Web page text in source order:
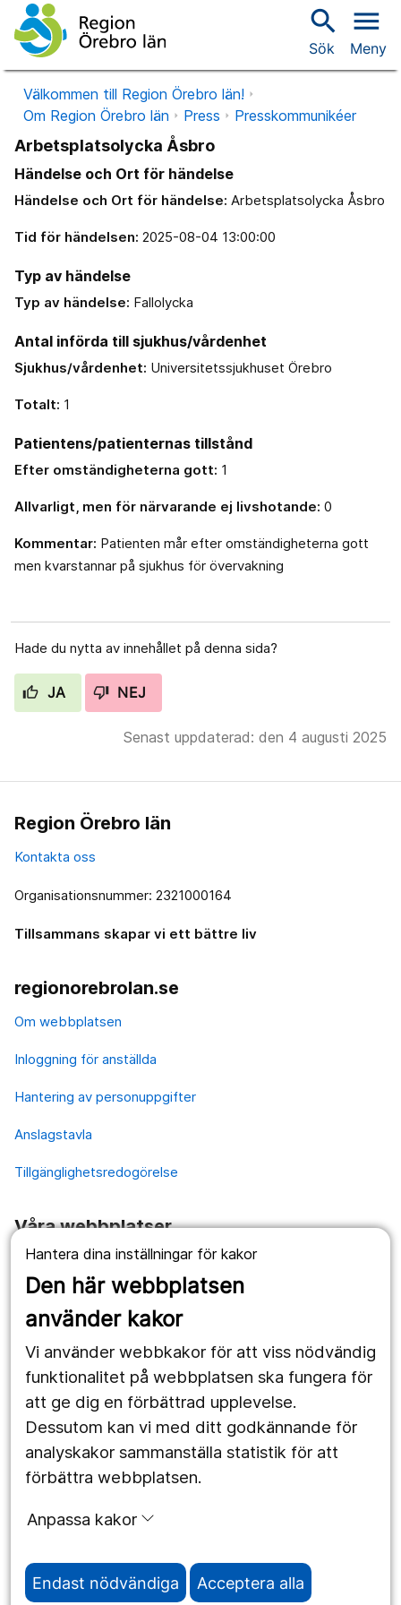
Hantera dina inställningar för kakor
Den här webbplatsen
använder kakor
Vi använder webbkakor för att viss nödvändig
funktionalitet på webbplatsen ska fungera för
att ge dig en förbättrad upplevelse.
Dessutom kan vi med ditt godkännande för
analyskakor sammanställa statistik för att
förbättra webbplatsen.
Anpassa kakor
Endast nödvändiga Acceptera alla
search
Sök
menu
Meny
Välkommen till Region Örebro län!
Om Region Örebro län
Press Presskommunikéer
Arbetsplatsolycka Åsbro
Händelse och Ort för händelse
Händelse och Ort för händelse: Arbetsplatsolycka Åsbro
Tid för händelsen: 2025-08-04 13:00:00
Typ av händelse
Typ av händelse: Fallolycka
Antal införda till sjukhus/vårdenhet
Sjukhus/vårdenhet: Universitetssjukhuset Örebro
Totalt: 1
Patientens/patienternas tillstånd
Efter omständigheterna gott: 1
Allvarligt, men för närvarande ej livshotande: 0
Kommentar: Patienten mår efter omständigheterna gott
men kvarstannar på sjukhus för övervakning
Hade du nytta av innehållet på denna sida?
JA NEJ
Senast uppdaterad: den 4 augusti 2025
Region Örebro län
Kontakta oss
Organisationsnummer: 2321000164
Tillsammans skapar vi ett bättre liv
regionorebrolan.se
Om webbplatsen
Inloggning för anställda
Hantering av personuppgifter
Anslagstavla
Tillgänglighetsredogörelse
Våra webbplatser
1177.se
Länstrafiken
Utveckling
Följ oss
Facebook